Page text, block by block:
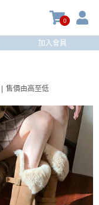
0
加入會員
售價由高至低